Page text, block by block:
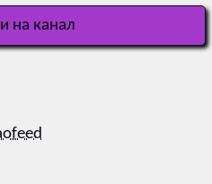
на канал